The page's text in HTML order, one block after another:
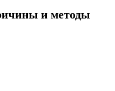
и методы